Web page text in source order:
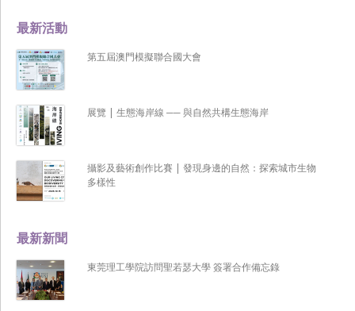
最新新聞
東莞理工學院訪問聖若瑟大學 簽署合作備忘錄
最新活動
第五屆澳門模擬聯合國大會
展覽 | 生態海岸線 ── 與自然共構生態海岸
攝影及藝術創作比賽 | 發現身邊的自然：探索城市生物
多樣性